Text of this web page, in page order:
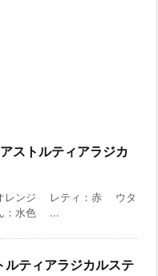
ストルティアラジカ
レンジ レティ：赤 ウタ
：水色 ...
ルティアラジカルステ